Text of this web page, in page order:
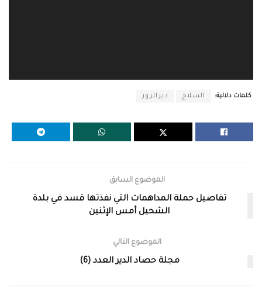
كلمات دلالية: السلاح ديرالزور
الموضوع السابق
تفاصيل حملة المداهمات التي نفذتها قسد في بلدة
الشحيل أمس الإثنين
الموضوع التالي
مجلة حصاد الدير العدد (6)